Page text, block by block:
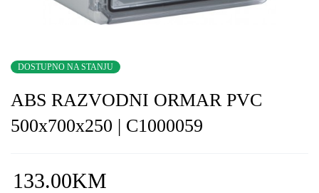
DOSTUPNO NA STANJU
ABS RAZVODNI ORMAR PVC
500x700x250 | C1000059
133.00KM